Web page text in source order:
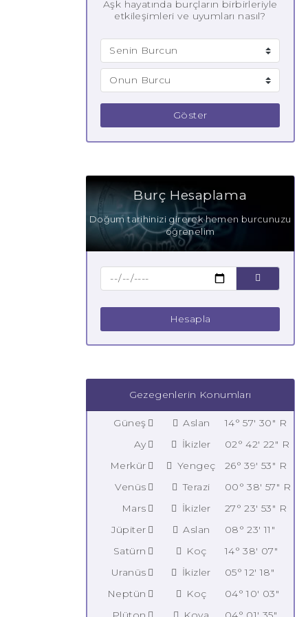
Aşk hayatında burçların birbirleriyle
etkileşimleri ve uyumları nasıl?
Göster
Burç Hesaplama
Doğum tarihinizi girerek hemen burcunuzu
öğrenelim
Hesapla
Gezegenlerin Konumları
Güneş Aslan
14° 57' 30" R
Ay
İkizler
02° 42' 22" R
Merkür
Yengeç
26° 39' 53" R
Venüs
Terazi
00° 38' 57" R
Mars
İkizler
27° 23' 53" R
Jüpiter
Aslan
08° 23' 11"
Satürn
Koç
14° 38' 07"
Uranüs
İkizler
05° 12' 18"
Neptün
Koç
04° 10' 03"